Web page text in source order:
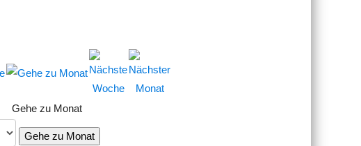
Gehe zu Monat
Gehe zu Monat